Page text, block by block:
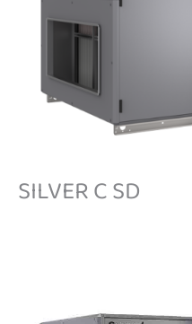
SILVER C SD